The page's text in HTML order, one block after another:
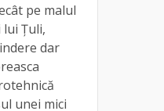
pe malul
Țuli,
dar
unei mici